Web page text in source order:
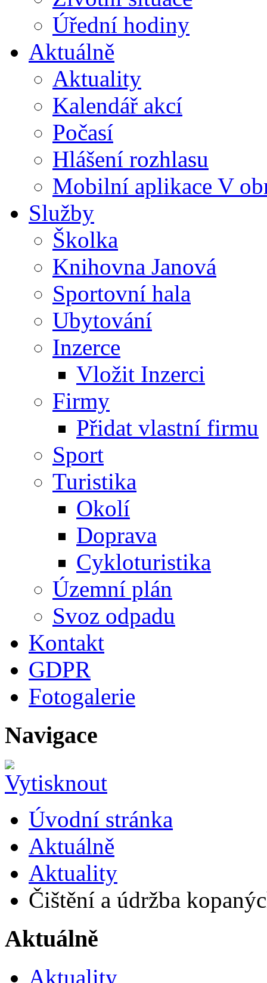
Úřední hodiny
Aktuálně
Aktuality
Kalendář akcí
Počasí
Hlášení rozhlasu
Mobilní aplikace V
Služby
Školka
Knihovna Janová
Sportovní hala
Ubytování
Inzerce
Vložit Inzerci
Firmy
Přidat vlastní firmu
Sport
Turistika
Okolí
Doprava
Cykloturistika
Územní plán
Svoz odpadu
Kontakt
GDPR
Fotogalerie
Navigace
Úvodní stránka
Aktuálně
Aktuality
Čištění a údržba
Aktuálně
Aktuality